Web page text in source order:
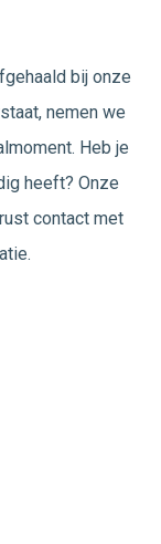
bij onze
nemen we
Heb je
heeft? Onze
contact met